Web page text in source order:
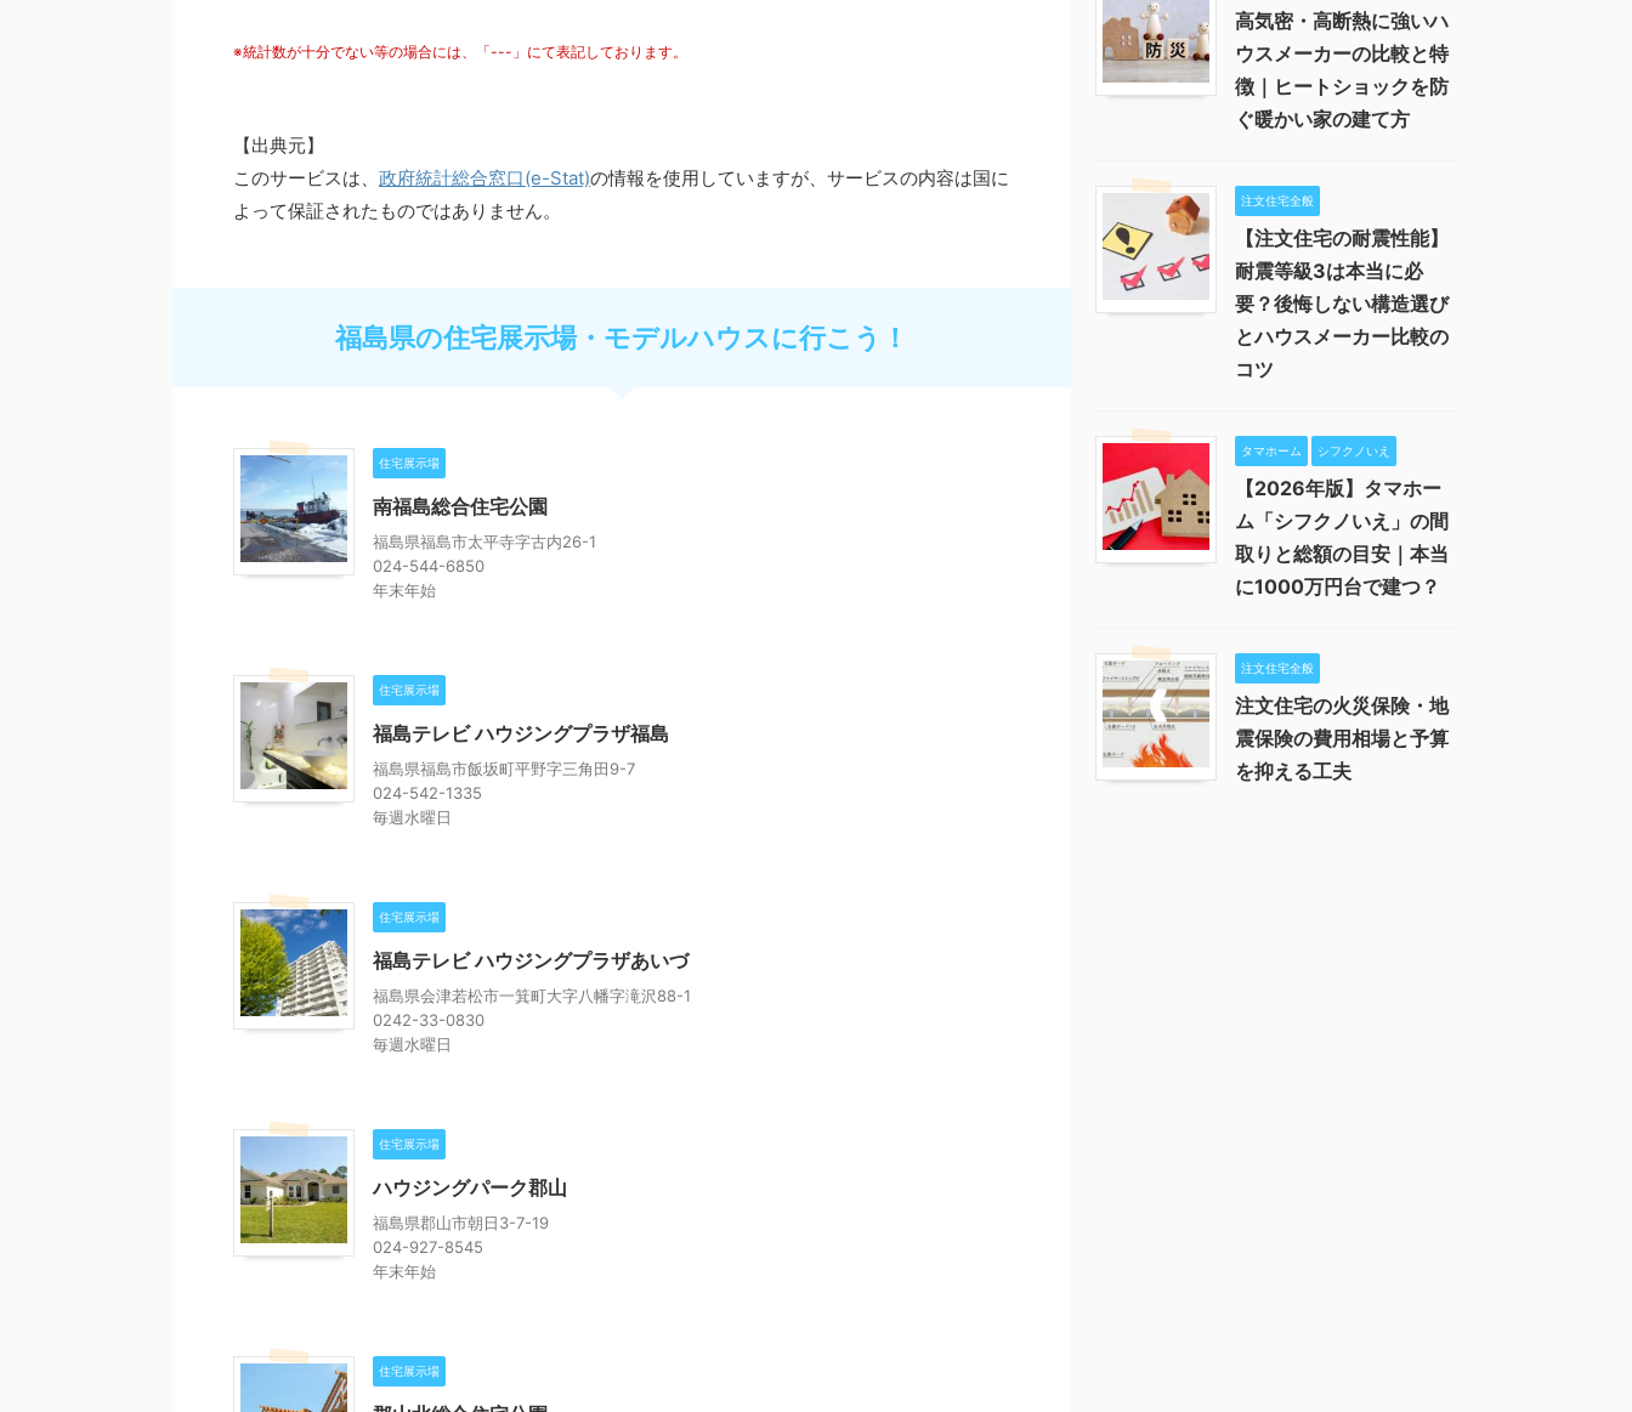
※統計数が十分でない等の場合には、「---」にて表記しております。
【出典元】
このサービスは、 政府統計総合窓口(e-Stat)の情報を使用していますが、サービスの内容は国に
よって保証されたものではありません。
福島県の住宅展示場・モデルハウスに行こう！
住宅展示場
南福島総合住宅公園
福島県福島市太平寺字古内26-1
024-544-6850
年末年始
住宅展示場
福島テレビ ハウジングプラザ福島
福島県福島市飯坂町平野字三角田9-7
024-542-1335
毎週水曜日
住宅展示場
福島テレビ ハウジングプラザあいづ
福島県会津若松市一箕町大字八幡字滝沢88-1
0242-33-0830
毎週水曜日
住宅展示場
ハウジングパーク郡山
福島県郡山市朝日3-7-19
024-927-8545
年末年始
住宅展示場
高気密・高断熱に強いハ
ウスメーカーの比較と特
徴｜ヒートショックを防
ぐ暖かい家の建て方
注文住宅全般
【注文住宅の耐震性能】
耐震等級3は本当に必
要？後悔しない構造選び
とハウスメーカー比較の
コツ
タマホーム シフクノいえ
【2026年版】タマホー
ム「シフクノいえ」の間
取りと総額の目安｜本当
に1000万円台で建つ？
注文住宅全般
注文住宅の火災保険・地
震保険の費用相場と予算
を抑える工夫